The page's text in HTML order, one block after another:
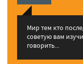
Мир тем кто
советую вам
говорить...